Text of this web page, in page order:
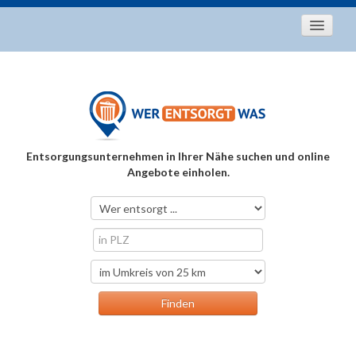
Entsorgungstipps
Über uns
Entsorgungsunternehmen in Ihrer Nähe suchen und online
Angebote einholen.